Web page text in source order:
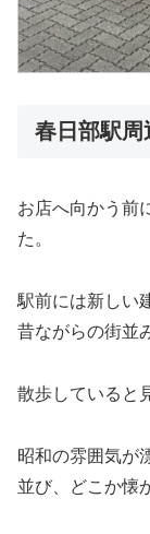
春日部駅周
お店へ向かう前
た。
駅前には新しい
昔ながらの街並
散歩していると
昭和の雰囲気が
並び、どこか懐